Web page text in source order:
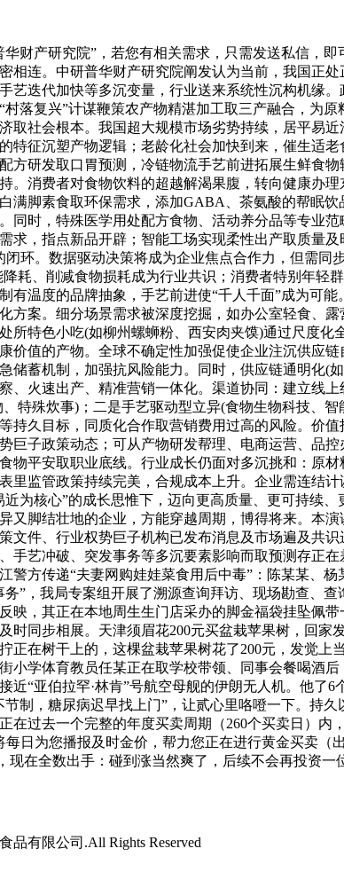
产研究院”，若您有相关需求，只需发送私信，即
相连。中研普华财产研究院阐发认为当前，我国正
艺迭代加快等多沉变量，行业送来系统性沉构机缘
落复兴”计谋鞭策农产物精湛加工取三产融合，为
取社会根本。我国超大规模市场劣势持续，居平易
特征沉塑产物逻辑；老龄化社会加快到来，催生适
方研发取口胃预测，冷链物流手艺前进拓展生鲜食
。消费者对食物饮料的超越解渴果腹，转向健康办
满脚素食取环保需求，添加GABA、茶氨酸的帮眠
同时，特殊医学用处配方食物、活动养分品等专业
求，指点新品开辟；智能工场实现柔性出产取质量
闭环。数据驱动决策将成为企业焦点合作力，但需
耗、削减食物损耗成为行业共识；消费者特别年
有温度的品牌抽象，手艺前进使“千人千面”成为可
方案。细分场景需求被深度挖掘，如办公室轻食、
所特色小吃(如柳州螺蛳粉、西安肉夹馍)通过尺度
价值的产物。全球不确定性加强促使企业注沉供应
储蓄机制，加强抗风险能力。同时，供应链通明化
、火速出产、精准营销一体化。渠道协同：建立线
特殊炊事)；二是手艺驱动型立异(食物生物科技、
持久目标，同质化合作取营销费用过高的风险。价
巨子政策动态；可从产物研发帮理、电商运营、品
物平安取职业底线。行业成长仍面对多沉挑和：原
里监管政策持续完美，合规成本上升。企业需连结
为核心”的成长思惟下，迈向更高质量、更可持续
又脚结壮地的企业，方能穿越周期，博得将来。本
文件、行业权势巨子机构已发布消息及市场遍及共
手艺冲破、突发事务等多沉要素影响而取预测存正
警方传递“夫妻网购娃娃菜食用后中毒”：陈某某、
务”，我局专案组开展了溯源查询拜访、现场勘查、
映，其正在本地周生生门店采办的脚金福袋挂坠佩
时同步相展。天津须眉花200元买盆栽苹果树，回
正在树干上的，这棵盆栽苹果树花了200元，发觉
小学体育教员任某正在取学校带领、同事会餐喝酒
近“亚伯拉罕·林肯”号航空母舰的伊朗无人机。他
制，糖尿病迟早找上门”，让贰心里咯噔一下。持
在过去一个完整的年度买卖周期（260个买卖日）
每日为您播报及时金价，帮力您正在进行黄金买卖
现在全数出手：碰到涨当然爽了，后续不会再投资
品有限公司.All Rights Reserved